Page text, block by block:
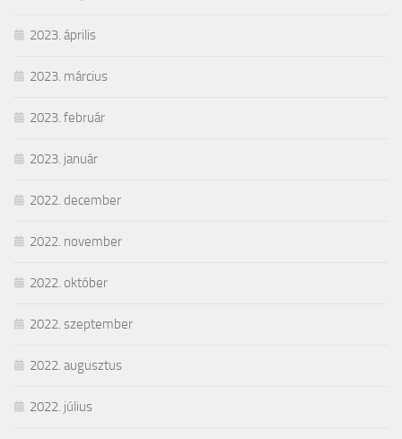
2023. április
2023. március
2023. február
2023. január
2022. december
2022. november
2022. október
2022. szeptember
2022. augusztus
2022. július